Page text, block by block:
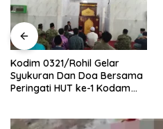
Kodim 0321/Rohil Gelar
Syukuran Dan Doa Bersama
Peringati HUT ke-1 Kodam